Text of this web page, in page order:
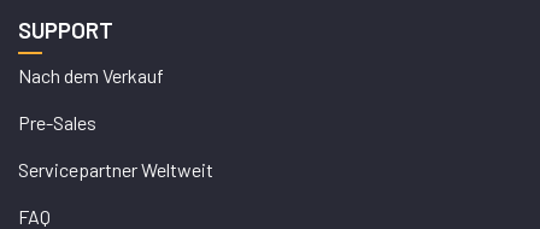
SUPPORT
Nach dem Verkauf
Pre-Sales
Servicepartner Weltweit
FAQ